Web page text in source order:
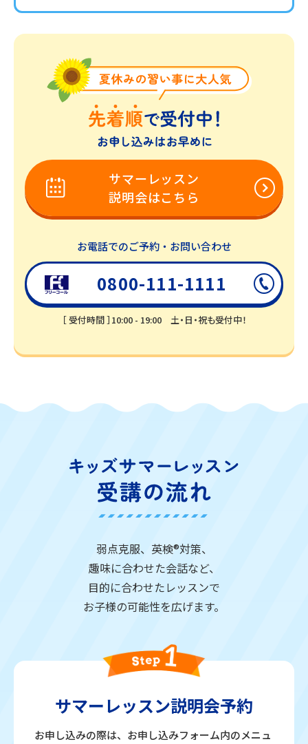
サマーレッスン
説明会はこちら
お電話でのご予約・お問い合わせ
0800-111-1111
［ 受付時間 ］10:00 - 19:00 土・日・祝も受付中！
弱点克服、英検®対策、
趣味に合わせた会話など、
目的に合わせたレッスンで
お子様の可能性を広げます。
サマーレッスン説明会予約
お申し込みの際は、お申し込みフォーム内のメニュ